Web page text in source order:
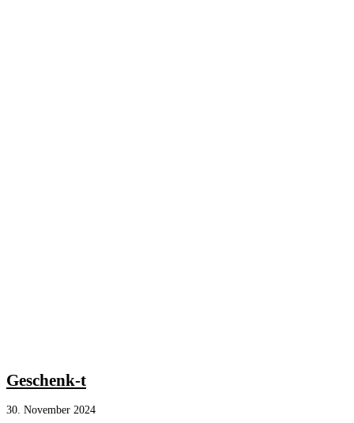
Geschenk-t
30. November 2024